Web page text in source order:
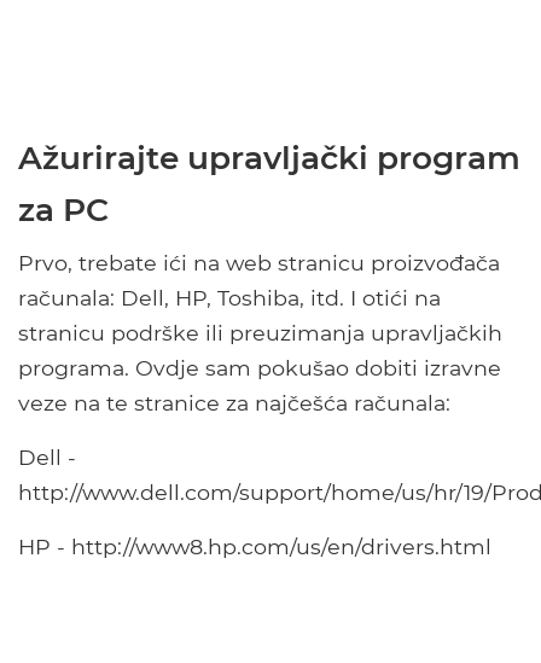
Ažurirajte upravljački program
za PC
Prvo, trebate ići na web stranicu proizvođača
računala: Dell, HP, Toshiba, itd. I otići na
stranicu podrške ili preuzimanja upravljačkih
programa. Ovdje sam pokušao dobiti izravne
veze na te stranice za najčešća računala:
Dell -
http://www.dell.com/support/home/us/hr/19/
HP - http://www8.hp.com/us/en/drivers.html